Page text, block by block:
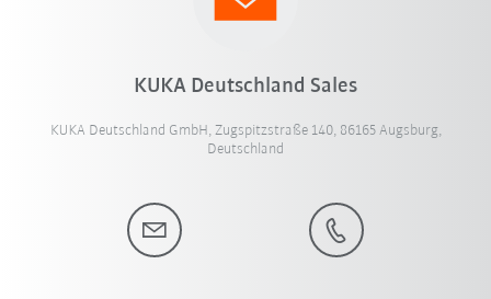
KUKA Deutschland Sales
KUKA Deutschland GmbH, Zugspitzstraße 140, 86165 Augsburg,
Deutschland